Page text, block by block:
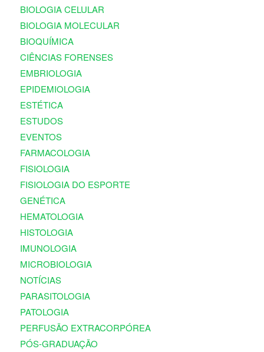
BIOLOGIA CELULAR
BIOLOGIA MOLECULAR
BIOQUÍMICA
CIÊNCIAS FORENSES
EMBRIOLOGIA
EPIDEMIOLOGIA
ESTÉTICA
ESTUDOS
EVENTOS
FARMACOLOGIA
FISIOLOGIA
FISIOLOGIA DO ESPORTE
GENÉTICA
HEMATOLOGIA
HISTOLOGIA
IMUNOLOGIA
MICROBIOLOGIA
NOTÍCIAS
PARASITOLOGIA
PATOLOGIA
PERFUSÃO EXTRACORPÓREA
PÓS-GRADUAÇÃO